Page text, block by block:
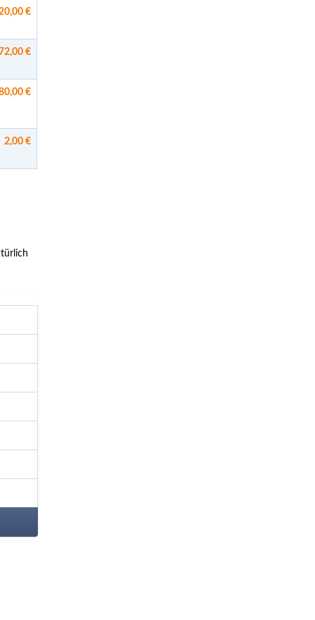
€
72,00 €
€
2,00 €